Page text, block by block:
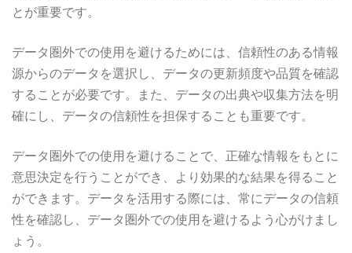
とが重要です。
データ圏外での使用を避けるためには、信頼性のある情報
源からのデータを選択し、データの更新頻度や品質を確認
することが必要です。また、データの出典や収集方法を明
確にし、データの信頼性を担保することも重要です。
データ圏外での使用を避けることで、正確な情報をもとに
意思決定を行うことができ、より効果的な結果を得ること
ができます。データを活用する際には、常にデータの信頼
性を確認し、データ圏外での使用を避けるよう心がけまし
ょう。